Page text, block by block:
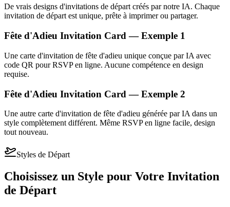
De vrais designs d'invitations de départ créés par notre IA. Chaque
invitation de départ est unique, prête à imprimer ou partager.
Fête d'Adieu Invitation Card — Exemple 1
Une carte d'invitation de fête d'adieu unique conçue par IA avec
code QR pour RSVP en ligne. Aucune compétence en design
requise.
Fête d'Adieu Invitation Card — Exemple 2
Une autre carte d'invitation de fête d'adieu générée par IA dans un
style complètement différent. Même RSVP en ligne facile, design
tout nouveau.
Styles de Départ
Choisissez un Style pour Votre Invitation
de Départ